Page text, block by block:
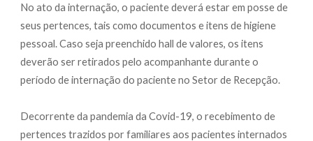
No ato da internação, o paciente deverá estar em posse de
seus pertences, tais como documentos e itens de higiene
pessoal. Caso seja preenchido hall de valores, os itens
deverão ser retirados pelo acompanhante durante o
período de internação do paciente no Setor de Recepção.
Decorrente da pandemia da Covid-19, o recebimento de
pertences trazidos por familiares aos pacientes internados